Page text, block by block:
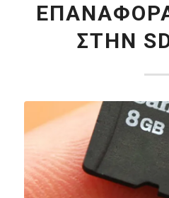
ΣΤΗΝ